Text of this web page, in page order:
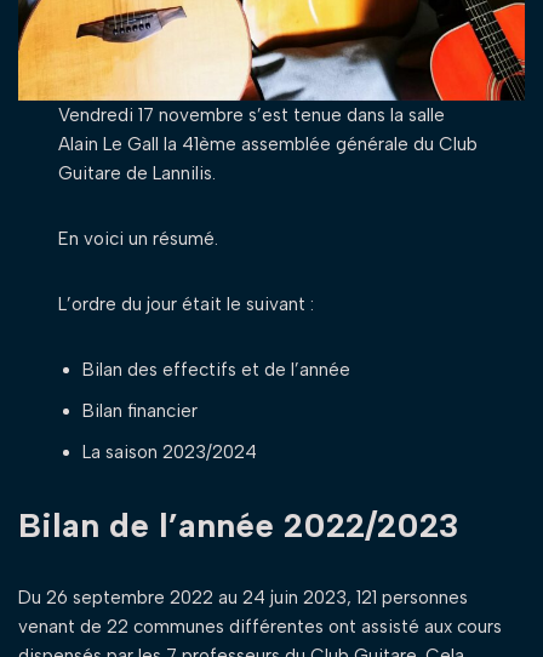
Vendredi 17 novembre s’est tenue dans la salle
Alain Le Gall la 41ème assemblée générale du Club
Guitare de Lannilis.
En voici un résumé.
L’ordre du jour était le suivant :
Bilan des effectifs et de l’année
Bilan financier
La saison 2023/2024
Bilan de l’année 2022/2023
Du 26 septembre 2022 au 24 juin 2023, 121 personnes
venant de 22 communes différentes ont assisté aux cours